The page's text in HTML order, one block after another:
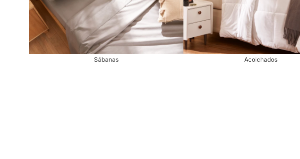
Sábanas Acolchados